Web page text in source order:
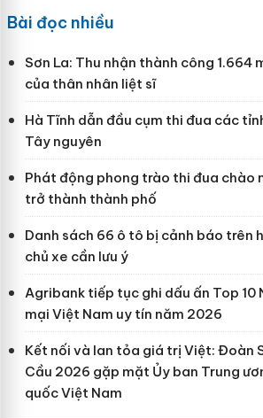
Bài đọc nhiều
Sơn La: Thu nhận thành công 1.664
của thân nhân liệt sĩ
Hà Tĩnh dẫn đầu cụm thi đua các
Tây nguyên
Phát động phong trào thi đua chào
trở thành thành phố
Danh sách 66 ô tô bị cảnh báo trên
chủ xe cần lưu ý
Agribank tiếp tục ghi dấu ấn Top 10
mại Việt Nam uy tín năm 2026
Kết nối và lan tỏa giá trị Việt: Đoàn
Cầu 2026 gặp mặt Ủy ban Trung
quốc Việt Nam